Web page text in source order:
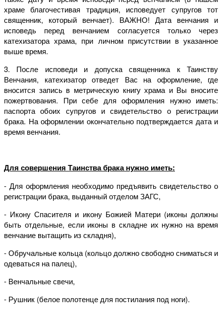
храме благочестивая традиция, исповедует супругов тот
священник, который венчает). ВАЖНО! Дата венчания и
исповедь перед венчанием согласуется только через
катехизатора храма, при личном присутствии в указанное
выше время.
3. После исповеди и допуска священника к Таинству
Венчания, катехизатор отведет Вас на оформление, где
вносится запись в метрическую книгу храма и Вы вносите
пожертвования. При себе для оформления нужно иметь:
паспорта обоих супругов и свидетельство о регистрации
брака. На оформлении окончательно подтверждается дата и
время венчания.
Для совершения Таинства брака нужно иметь:
- Для оформления необходимо предъявить свидетельство о
регистрации брака, выданный отделом ЗАГС,
- Икону Спасителя и икону Божией Матери (иконы должны
быть отдельные, если иконы в складне их нужно на время
венчание вытащить из складня),
- Обручальные кольца (кольцо должно свободно сниматься и
одеваться на палец),
- Венчальные свечи,
- Рушник (белое полотенце для постилания под ноги).